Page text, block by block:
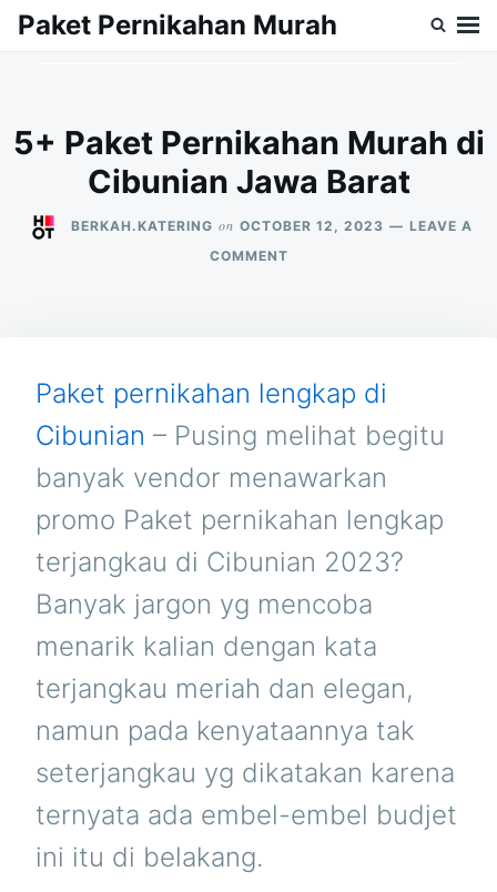
SkipSearch
Paket Pernikahan Murah
5+ Paket Pernikahan Murah di
Cibunian Jawa Barat
BERKAH.KATERING on OCTOBER 12, 2023
LEAVE A
COMMENTON
CIBUNIAN
JAWA
BARAT
Paket pernikahan lengkap di
Cibunian – Pusing melihat begitu
banyak vendor menawarkan
promo Paket pernikahan lengkap
terjangkau di Cibunian 2023?
Banyak jargon yg mencoba
menarik kalian dengan kata
terjangkau meriah dan elegan,
namun pada kenyataannya tak
seterjangkau yg dikatakan karena
ternyata ada embel-embel budjet
ini itu di belakang.